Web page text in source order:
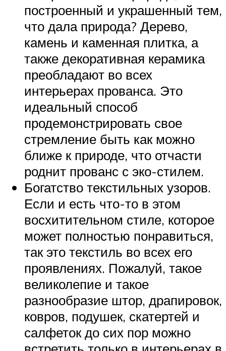
построенный и украшенный тем,
что дала природа? Дерево,
камень и каменная плитка, а
также декоративная керамика
преобладают во всех
интерьерах прованса. Это
идеальный способ
продемонстрировать свое
стремление быть как можно
ближе к природе, что отчасти
роднит прованс с эко-стилем.
Богатство текстильных узоров.
Если и есть что-то в этом
восхитительном стиле, которое
может полностью понравиться,
так это текстиль во всех его
проявлениях. Пожалуй, такое
великолепие и такое
разнообразие штор, драпировок,
ковров, подушек, скатертей и
салфеток до сих пор можно